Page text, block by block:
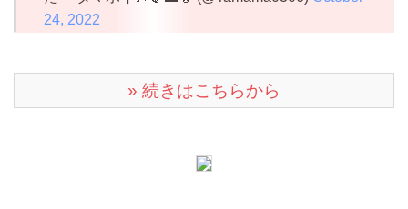
24, 2022
» 続きはこちらから